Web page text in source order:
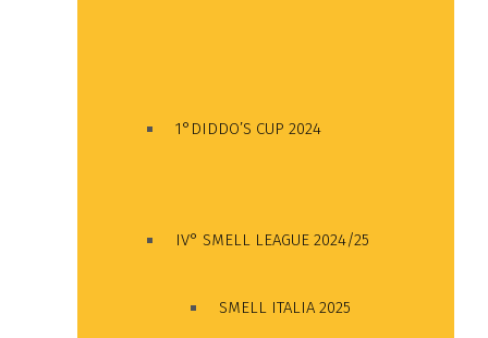
1°DIDDO’S CUP 2024
IV° SMELL LEAGUE 2024/25
SMELL ITALIA 2025